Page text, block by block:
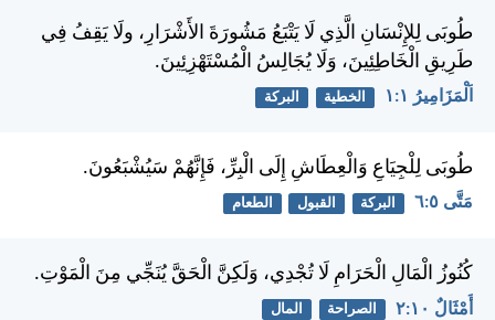
طُوبَى لِلإِنْسَانِ الَّذِي لَا يَتْبَعُ مَشُورَةَ الأَشْرَارِ، ولَا يَقِفُ فِي
طَرِيقِ الْخَاطِئِينَ، وَلَا يُجَالِسُ الْمُسْتَهْزِئِينَ.
اَلْمَزَامِيرُ ١:‏١ الخطية البركة
طُوبَى لِلْجِيَاعِ وَالْعِطَاشِ إِلَى الْبِرِّ، فَإِنَّهُمْ سَيُشْبَعُونَ.
مَتَّى ٥:‏٦ البركة القبول الطعام
كُنُوزُ الْمَالِ الْحَرَامِ لَا تُجْدِي، وَلَكِنَّ الْحَقَّ يُنَجِّي مِنَ الْمَوْتِ.
أَمْثَالٌ ١٠:‏٢ الصراحة المال